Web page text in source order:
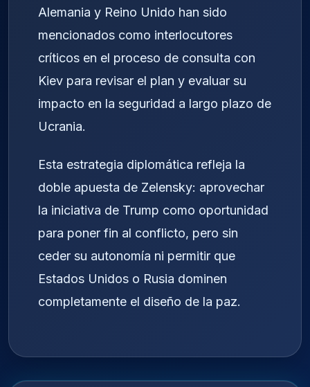
Alemania y Reino Unido han sido
mencionados como interlocutores
críticos en el proceso de consulta con
Kiev para revisar el plan y evaluar su
impacto en la seguridad a largo plazo de
Ucrania.
Esta estrategia diplomática refleja la
doble apuesta de Zelensky: aprovechar
la iniciativa de Trump como oportunidad
para poner fin al conflicto, pero sin
ceder su autonomía ni permitir que
Estados Unidos o Rusia dominen
completamente el diseño de la paz.